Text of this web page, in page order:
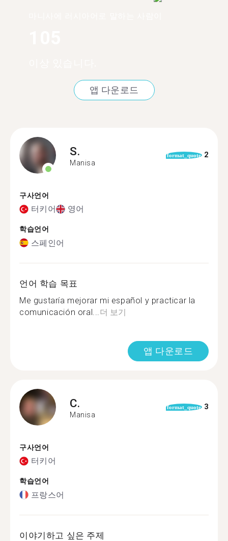
앱 다운로드
S.
Manisa
format_quote 2
구사언어
터키어 영어
학습언어
스페인어
언어 학습 목표
Me gustaría mejorar mi español y practicar la
comunicación oral... 더 보기
앱 다운로드
C.
Manisa
format_quote 3
구사언어
터키어
학습언어
프랑스어
이야기하고 싶은 주제